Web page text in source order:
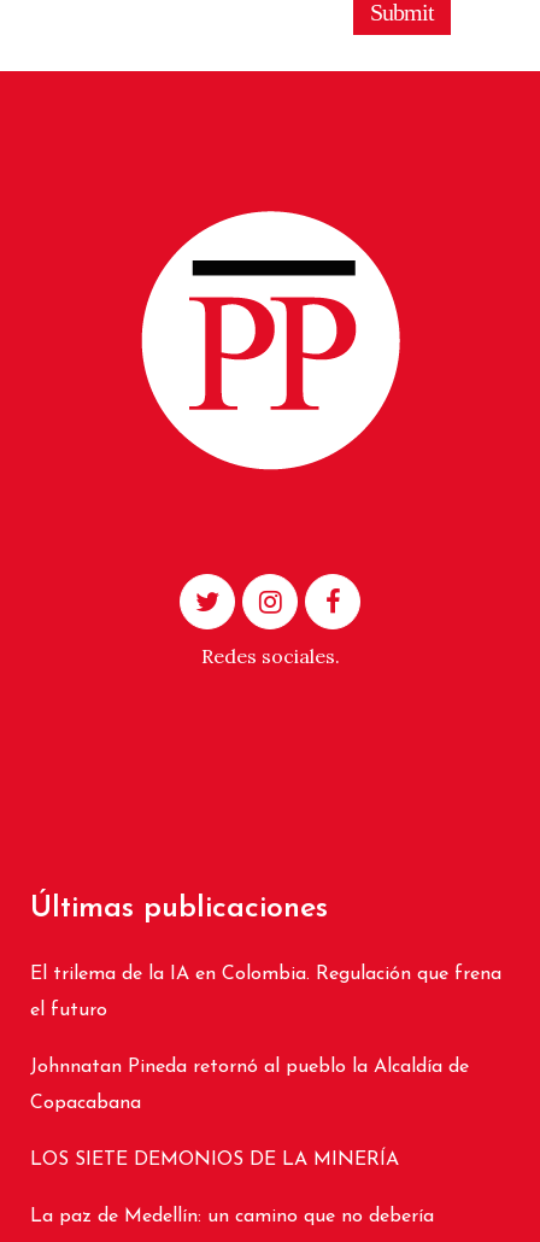
Redes sociales.
Últimas publicaciones
El trilema de la IA en Colombia. Regulación que frena
el futuro
Johnnatan Pineda retornó al pueblo la Alcaldía de
Copacabana
LOS SIETE DEMONIOS DE LA MINERÍA
La paz de Medellín: un camino que no debería